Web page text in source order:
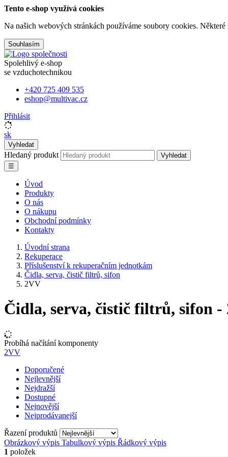
Tento e-shop využívá cookies
Na našich webových stránkách používáme soubory cookies.
Souhlasím
Spolehlivý e-shop
se vzduchotechnikou
+420 725 409 535
eshop@multivac.cz
Přihlásit
sk
Vyhledat
Hledaný produkt
Vyhledat
☰
Úvod
Produkty
O nás
O nákupu
Obchodní podmínky
Kontakty
Úvodní strana
Rekuperace
Příslušenství k rekuperačním jednotkám
Čidla, serva, čistič filtrů, sifon
2VV
Čidla, serva, čistič filtrů, sifon -
Probíhá načítání komponenty
2VV
Doporučené
Nejlevnější
Nejdražší
Dostupné
Nejnovější
Nejprodávanejší
Řazení produktů
Obrázkový výpis Tabulkový výpis Řádkový výpis
1 položek